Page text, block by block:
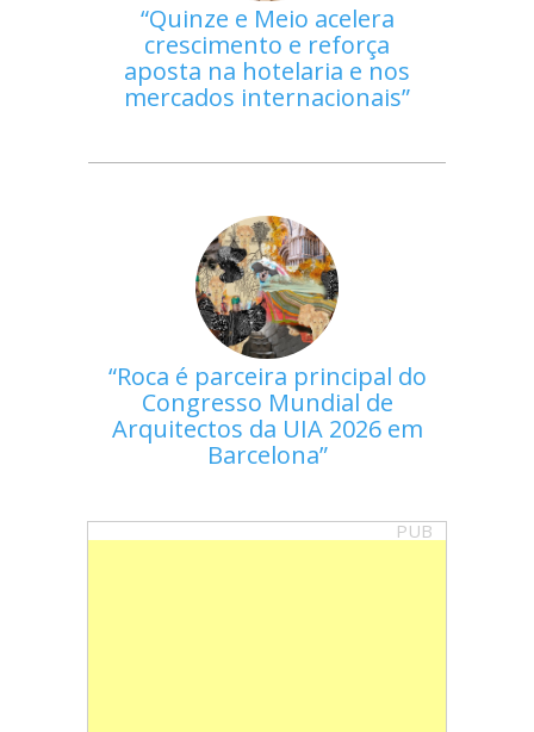
Quinze e Meio acelera
crescimento e reforça
aposta na hotelaria e nos
mercados internacionais
Roca é parceira principal do
Congresso Mundial de
Arquitectos da UIA 2026 em
Barcelona
PUB